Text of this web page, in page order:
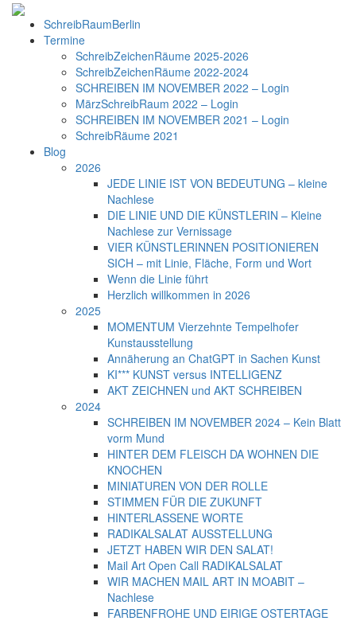
SchreibRaumBerlin
Termine
SchreibZeichenRäume 2025-2026
SchreibZeichenRäume 2022-2024
SCHREIBEN IM NOVEMBER 2022 – Login
MärzSchreibRaum 2022 – Login
SCHREIBEN IM NOVEMBER 2021 – Login
SchreibRäume 2021
Blog
2026
JEDE LINIE IST VON BEDEUTUNG – kleine
Nachlese
DIE LINIE UND DIE KÜNSTLERIN – Kleine
Nachlese zur Vernissage
VIER KÜNSTLERINNEN POSITIONIEREN
SICH – mit Linie, Fläche, Form und Wort
Wenn die Linie führt
Herzlich willkommen in 2026
2025
MOMENTUM Vierzehnte Tempelhofer
Kunstausstellung
Annäherung an ChatGPT in Sachen Kunst
KI*** KUNST versus INTELLIGENZ
AKT ZEICHNEN und AKT SCHREIBEN
2024
SCHREIBEN IM NOVEMBER 2024 – Kein Blatt
vorm Mund
HINTER DEM FLEISCH DA WOHNEN DIE
KNOCHEN
MINIATUREN VON DER ROLLE
STIMMEN FÜR DIE ZUKUNFT
HINTERLASSENE WORTE
RADIKALSALAT AUSSTELLUNG
JETZT HABEN WIR DEN SALAT!
Mail Art Open Call RADIKALSALAT
WIR MACHEN MAIL ART IN MOABIT –
Nachlese
FARBENFROHE UND EIRIGE OSTERTAGE